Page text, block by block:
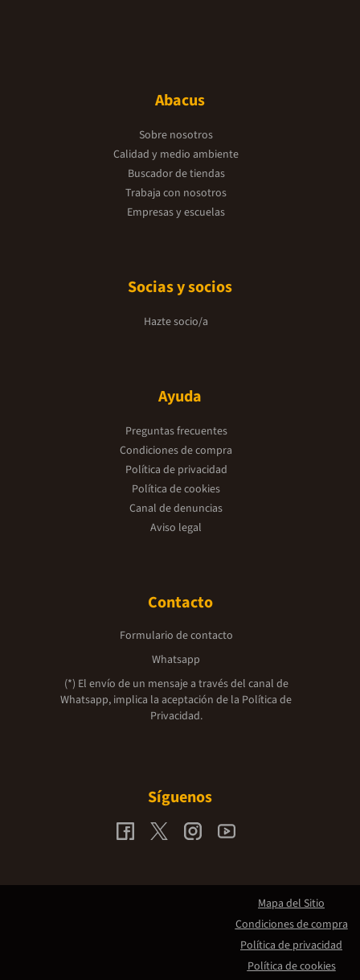
Abacus
Sobre nosotros
Calidad y medio ambiente
Buscador de tiendas
Trabaja con nosotros
Empresas y escuelas
Socias y socios
Hazte socio/a
Ayuda
Preguntas frecuentes
Condiciones de compra
Política de privacidad
Política de cookies
Canal de denuncias
Aviso legal
Contacto
Formulario de contacto
Whatsapp
(*) El envío de un mensaje a través del canal de
Whatsapp, implica la aceptación de la Política de
Privacidad.
Síguenos
Mapa del Sitio
Condiciones de compra
Política de privacidad
Política de cookies